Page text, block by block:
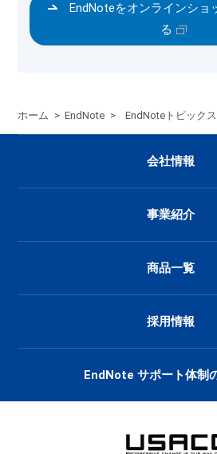
EndNoteをオンラインショ
る
ホーム > EndNote > EndNoteトピックス
会社情報
事業紹介
商品一覧
採用情報
EndNote サポート体制